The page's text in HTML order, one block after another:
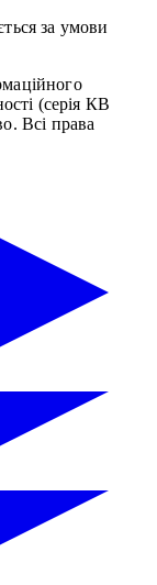
за умови
(серія КВ
Всі права